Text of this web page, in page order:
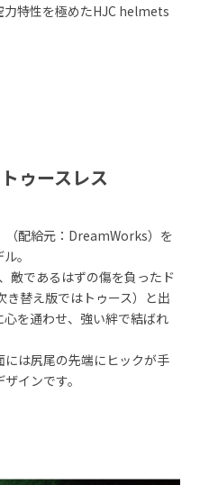
力特性を極めたHJC helmets
ゥースレス
（配給元：DreamWorks）を
。
敵であるはずの傷を負ったド
き替え版ではトゥース）と出
を通わせ、強い絆で結ばれ
は尻尾の先端にヒックが手
インです。